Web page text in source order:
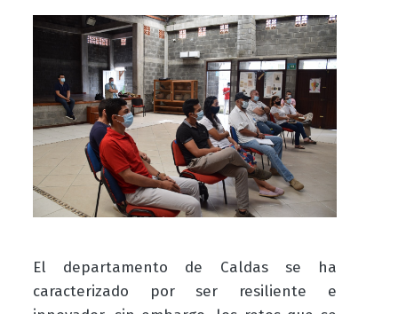
El departamento de Caldas se ha
caracterizado por ser resiliente e